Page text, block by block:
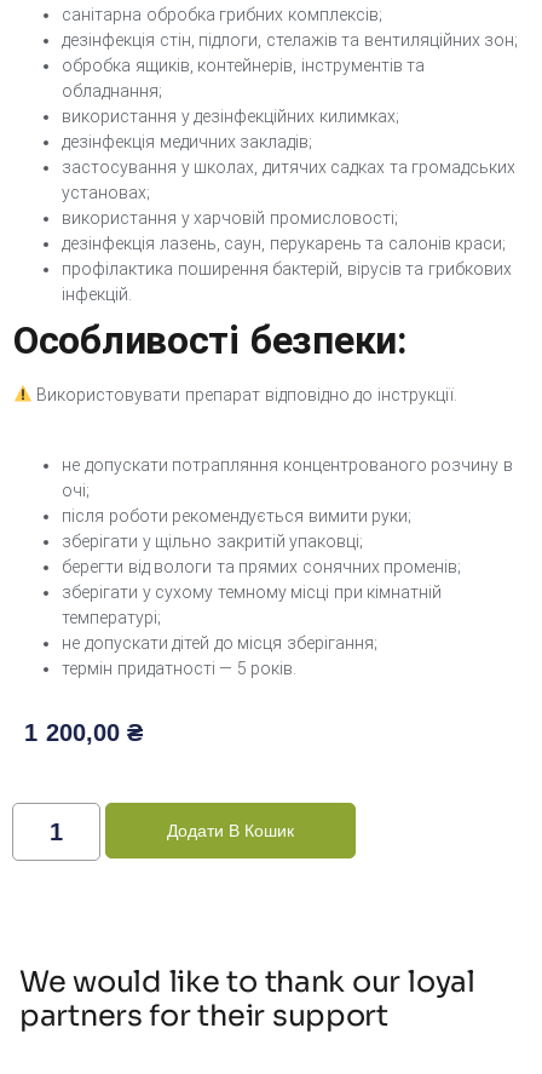
санітарна обробка грибних комплексів;
дезінфекція стін, підлоги, стелажів та вентиляційних зон;
обробка ящиків, контейнерів, інструментів та
обладнання;
використання у дезінфекційних килимках;
дезінфекція медичних закладів;
застосування у школах, дитячих садках та громадських
установах;
використання у харчовій промисловості;
дезінфекція лазень, саун, перукарень та салонів краси;
профілактика поширення бактерій, вірусів та грибкових
інфекцій.
Особливості безпеки:
Використовувати препарат відповідно до інструкції.
не допускати потрапляння концентрованого розчину в
очі;
після роботи рекомендується вимити руки;
зберігати у щільно закритій упаковці;
берегти від вологи та прямих сонячних променів;
зберігати у сухому темному місці при кімнатній
температурі;
не допускати дітей до місця зберігання;
термін придатності — 5 років.
1 200,00₴
Додати В Кошик
We would like to thank our loyal
partners for their support